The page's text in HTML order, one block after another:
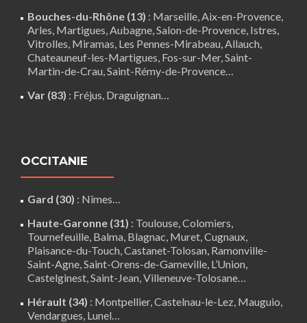
Bouches-du-Rhône (13) : Marseille,Aix-en-Provence,
Arles, Martigues,Aubagne,Salon-de-Provence, Istres,
Vitrolles, Miramas, Les Pennes-Mirabeau,Allauch,
Chateauneuf-les-Martigues, Fos-sur-Mer,Saint-
Martin-de-Crau,Saint-Rémy-de-Provence…
Var (83) : Fréjus, Draguignan…
OCCITANIE
Gard (30) : Nîmes…
Haute-Garonne (31) : Toulouse,Colomiers,
Tournefeuille, Balma, Blagnac, Muret,Cugnaux,
Plaisance-du-Touch,Castanet-Tolosan, Ramonville-
Saint-Agne,Saint-Orens-de-Gameville, L’Union,
Castelginest,Saint-Jean,Villeneuve-Tolosane…
Hérault (34) : Montpellier,Castelnau-le-Lez, Mauguio,
Vendargues, Lunel…